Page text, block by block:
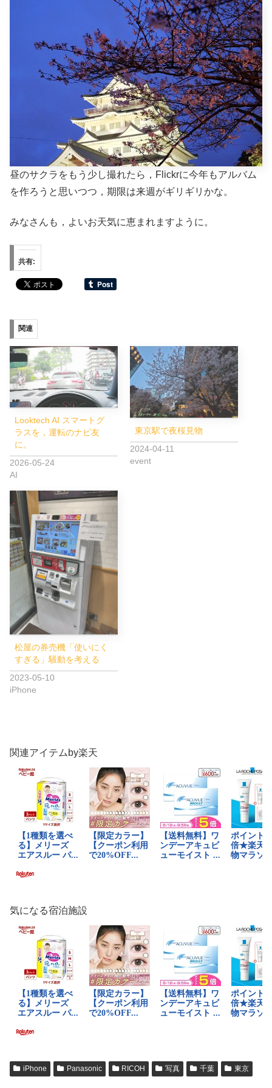
昼のサクラをもう少し撮れたら，Flickrに今年もアルバム
を作ろうと思いつつ，期限は来週がギリギリかな。
みなさんも，よいお天気に恵まれますように。
共有:
関連
Looktech AI スマートグ
ラスを，運転のナビ友
に。
2026-05-24
AI
東京駅で夜桜見物
2024-04-11
event
松屋の券売機「使いにく
すぎる」騒動を考える
2023-05-10
iPhone
関連アイテムby楽天
気になる宿泊施設
iPhone Panasonic RICOH 写真 千葉 東京